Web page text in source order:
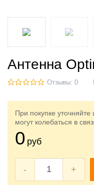
Антенна
Отзывы: 0
При покупке
могут колебаться в
0 руб
- +